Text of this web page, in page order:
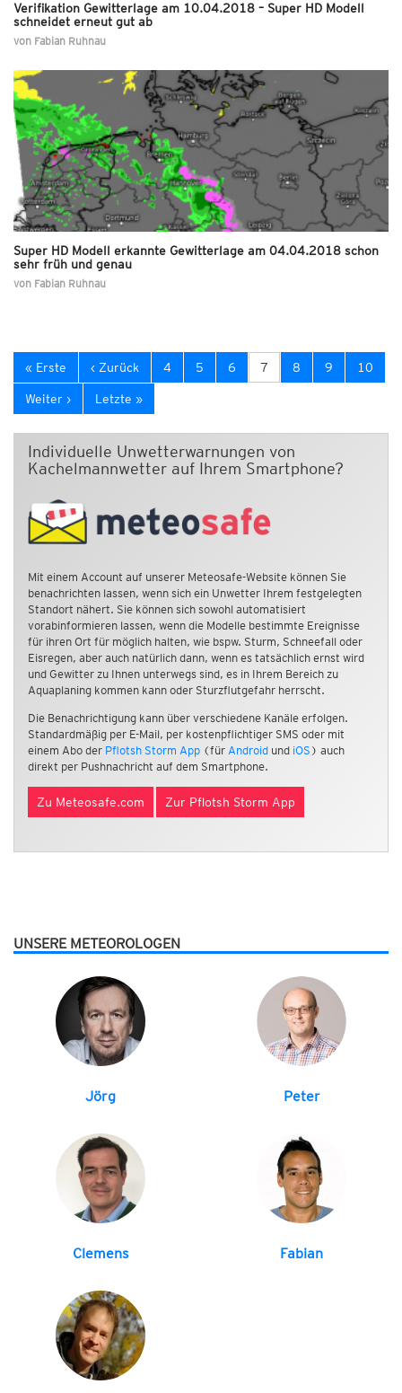
Verifikation Gewitterlage am 10.04.2018 – Super HD Modell
schneidet erneut gut ab
von Fabian Ruhnau
Super HD Modell erkannte Gewitterlage am 04.04.2018 schon
sehr früh und genau
von Fabian Ruhnau
« Erste ‹ Zurück 4 5 6 7 8 9 10
Weiter › Letzte »
Individuelle Unwetterwarnungen von
Kachelmannwetter auf Ihrem Smartphone?
Mit einem Account auf unserer Meteosafe-Website können Sie
benachrichten lassen, wenn sich ein Unwetter Ihrem festgelegten
Standort nähert. Sie können sich sowohl automatisiert
vorabinformieren lassen, wenn die Modelle bestimmte Ereignisse
für ihren Ort für möglich halten, wie bspw. Sturm, Schneefall oder
Eisregen, aber auch natürlich dann, wenn es tatsächlich ernst wird
und Gewitter zu Ihnen unterwegs sind, es in Ihrem Bereich zu
Aquaplaning kommen kann oder Sturzflutgefahr herrscht.
Die Benachrichtigung kann über verschiedene Kanäle erfolgen.
Standardmäßig per E-Mail, per kostenpflichtiger SMS oder mit
einem Abo der Pflotsh Storm App (für Android und iOS ) auch
direkt per Pushnachricht auf dem Smartphone.
Zu Meteosafe.com Zur Pflotsh Storm App
UNSERE METEOROLOGEN
Jörg Peter
Clemens Fabian